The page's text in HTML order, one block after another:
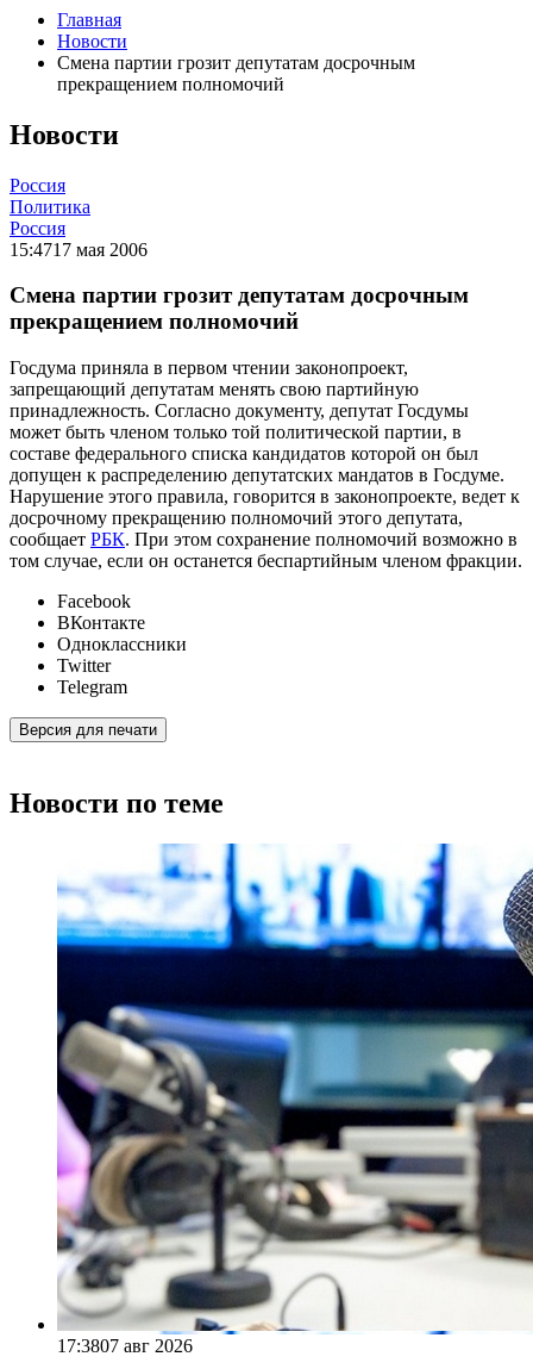
Главная
Новости
Смена партии грозит депутатам досрочным
прекращением полномочий
Новости
Россия
Политика
Россия
15:4717 мая 2006
Смена партии грозит депутатам досрочным
прекращением полномочий
Госдума приняла в первом чтении законопроект,
запрещающий депутатам менять свою партийную
принадлежность. Согласно документу, депутат Госдумы
может быть членом только той политической партии, в
составе федерального списка кандидатов которой он был
допущен к распределению депутатских мандатов в Госдуме.
Нарушение этого правила, говорится в законопроекте, ведет к
досрочному прекращению полномочий этого депутата,
сообщает РБК. При этом сохранение полномочий возможно в
том случае, если он останется беспартийным членом фракции.
Facebook
ВКонтакте
Одноклассники
Twitter
Telegram
Версия для печати
Новости по теме
17:3807 авг 2026